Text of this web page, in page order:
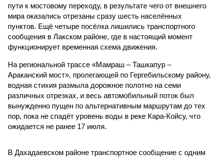
пути к мостовому переходу, в результате чего от внешнего
мира оказались отрезаны сразу шесть населённых
пунктов. Ещё четыре посёлка лишились транспортного
сообщения в Лакском районе, где в настоящий момент
функционирует временная схема движения.
На региональной трассе «Мамраш – Ташкапур –
Араканский мост», пролегающей по Гергебильскому району,
водная стихия размыла дорожное полотно на семи
различных отрезках, и весь автомобильный поток был
вынужденно пущен по альтернативным маршрутам до тех
пор, пока не спадёт уровень воды в реке Кара-Койсу, что
ожидается не ранее 17 июля.
В Дахадаевском районе транспортное сообщение с одним